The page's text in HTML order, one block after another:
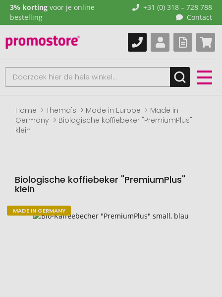
3% korting voor je online
bestelling
+31 (0) 318 – 728 788
Contact
Home Thema's Made in Europe
Made in
Germany
Biologische koffiebeker "PremiumPlus"
klein
Biologische koffiebeker "PremiumPlus"
klein
Naar
MADE IN GERMANY